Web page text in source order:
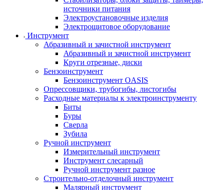
источники питания
Электроустановочные изделия
Электрощитовое оборудование
Инструмент
Абразивный и зачистной инструмент
Абразивный и зачистной инструмент
Круги отрезные, диски
Бензоинструмент
Бензоинструмент OASIS
Опрессовщики, трубогибы, листогибы
Расходные материалы к электроинструменту
Биты
Буры
Сверла
Зубила
Ручной инструмент
Измерительный инструмент
Инструмент слесарный
Ручной инструмент разное
Строительно-отделочный инструмент
Малярный инструмент